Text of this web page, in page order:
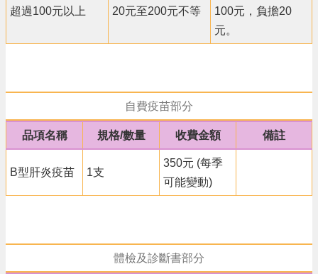
訊
關
通
訊
錄
超過100元以上 20元至200元不等
100元，負擔20
元。
自費疫苗部分
品項名稱 規格/數量 收費金額 備註
B型肝炎疫苗 1支
350元 (每季
可能變動)
體檢及診斷書部分